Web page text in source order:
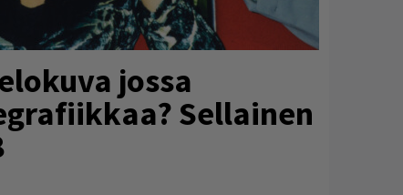
jossa
Sellainen